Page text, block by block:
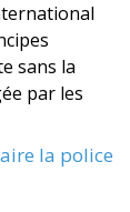
sans la
par les
la police